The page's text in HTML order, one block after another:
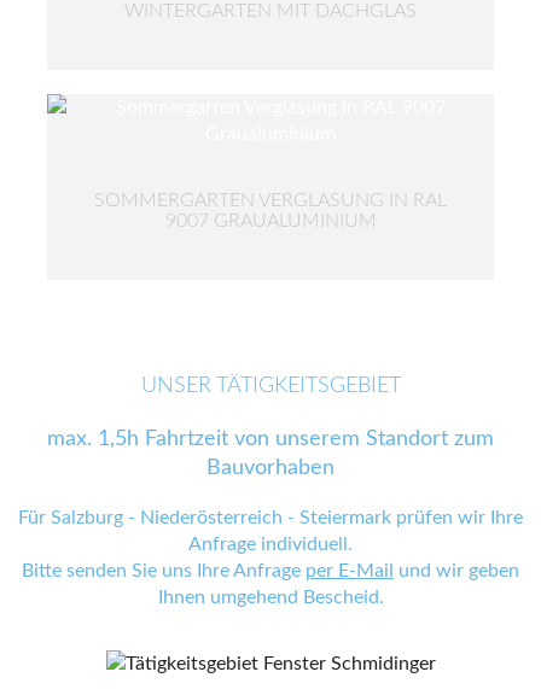
WINTERGARTEN MIT DACHGLAS
SOMMERGARTEN VERGLASUNG IN RAL
9007 GRAUALUMINIUM
UNSER TÄTIGKEITSGEBIET
max. 1,5h Fahrtzeit von unserem Standort zum
Bauvorhaben
Für Salzburg - Niederösterreich - Steiermark prüfen wir Ihre
Anfrage individuell.
Bitte senden Sie uns Ihre Anfrage per E-Mail
und wir geben
Ihnen umgehend Bescheid.